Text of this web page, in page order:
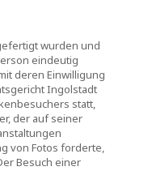
wurden und
eindeutig
deren Einwilligung
Ingolstadt
statt,
der auf seiner
von Fotos forderte,
Besuch einer